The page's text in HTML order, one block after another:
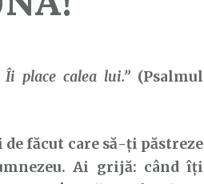
place calea lui.”(Psalmul
făcut care să-ți păstreze
Ai grijă: când îți